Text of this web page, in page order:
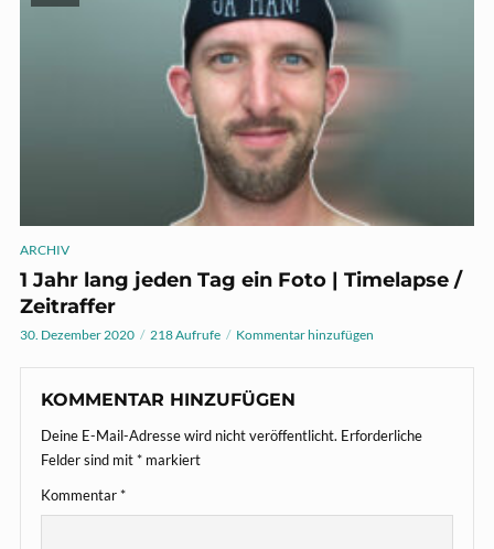
ARCHIV
1 Jahr lang jeden Tag ein Foto | Timelapse /
Zeitraffer
30. Dezember 2020 218 Aufrufe Kommentar hinzufügen
KOMMENTAR HINZUFÜGEN
Deine E-Mail-Adresse wird nicht veröffentlicht. Erforderliche
Felder sind mit* markiert
Kommentar*